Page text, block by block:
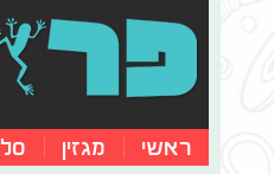
ראשי מגזין